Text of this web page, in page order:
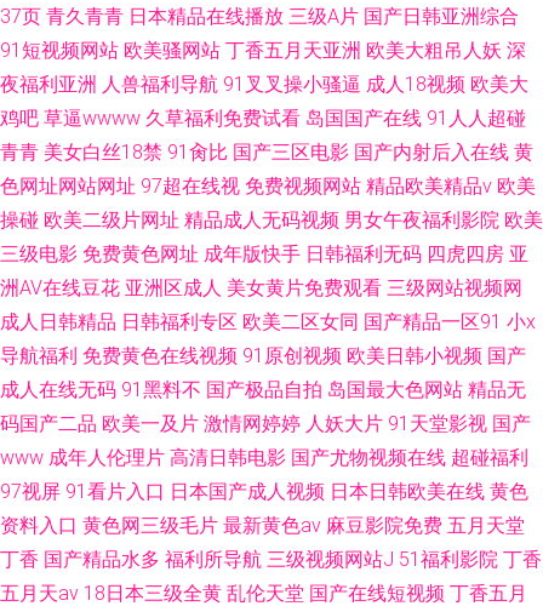
37页 青久青青 日本精品在线播放 三级A片 国产日韩亚洲综合
91短视频网站 欧美骚网站 丁香五月天亚洲 欧美大粗吊人妖 深
夜福利亚洲 人兽福利导航 91叉叉操小骚逼 成人18视频 欧美大
鸡吧 草逼wwww 久草福利免费试看 岛国国产在线 91人人超碰
青青 美女白丝18禁 91肏比 国产三区电影 国产内射后入在线 黄
色网址网站网址 97超在线视 免费视频网站 精品欧美精品v 欧美
操碰 欧美二级片网址 精品成人无码视频 男女午夜福利影院 欧美
三级电影 免费黄色网址 成年版快手 日韩福利无码 四虎四房 亚
洲AV在线豆花 亚洲区成人 美女黄片免费观看 三级网站视频网
成人日韩精品 日韩福利专区 欧美二区女同 国产精品一区91 小x
导航福利 免费黄色在线视频 91原创视频 欧美日韩小视频 国产
成人在线无码 91黑料不 国产极品自拍 岛国最大色网站 精品无
码国产二品 欧美一及片 激情网婷婷 人妖大片 91天堂影视 国产
www 成年人伦理片 高清日韩电影 国产尤物视频在线 超碰福利
97视屏 91看片入口 日本国产成人视频 日本日韩欧美在线 黄色
资料入口 黄色网三级毛片 最新黄色av 麻豆影院免费 五月天堂
丁香 国产精品水多 福利所导航 三级视频网站J 51福利影院 丁香
五月天av 18日本三级全黄 乱伦天堂 国产在线短视频 丁香五月